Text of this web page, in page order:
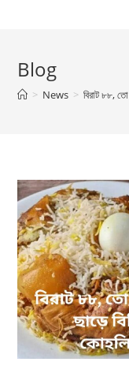
Blog
> News > বিরাট ৮৮,